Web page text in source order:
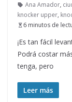
Ana Amador,
knocker upper,
6 minutos de
¡Es tan fácil
Podrá costar
tenga, pero
Leer más